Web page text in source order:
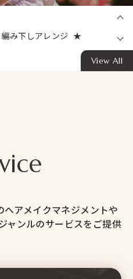
編み下しアレンジ ★
View All
アメイクマネジメントや
ャンルのサービスをご提供